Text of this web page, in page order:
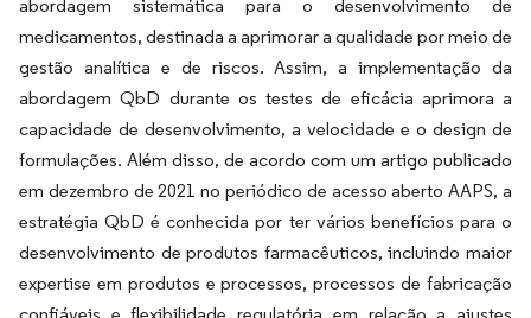
abordagem sistemática para o desenvolvimento de
medicamentos, destinada a aprimorar a qualidade por meio de
gestão analítica e de riscos. Assim, a implementação da
abordagem QbD durante os testes de eficácia aprimora a
capacidade de desenvolvimento, a velocidade e o design de
formulações. Além disso, de acordo com um artigo publicado
em dezembro de 2021 no periódico de acesso aberto AAPS, a
estratégia QbD é conhecida por ter vários benefícios para o
desenvolvimento de produtos farmacêuticos, incluindo maior
expertise em produtos e processos, processos de fabricação